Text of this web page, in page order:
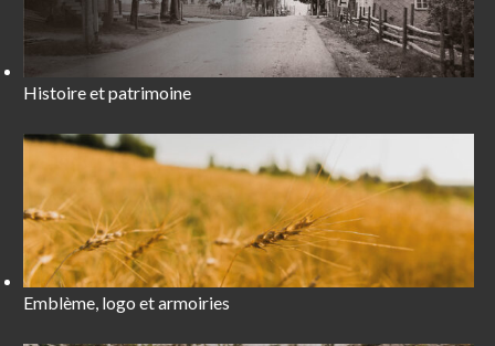
Histoire et patrimoine
Emblème, logo et armoiries